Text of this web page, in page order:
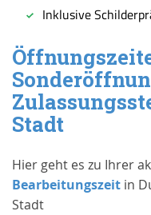
Stadt
Hier geht es zu Ihrer
Bearbeitungszeit in
Stadt